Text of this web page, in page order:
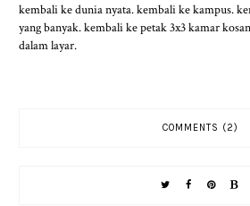
kembali ke dunia nyata. kembali ke kampus.
yang banyak. kembali ke petak 3x3 kamar
dalam layar.
COMMENTS (2)